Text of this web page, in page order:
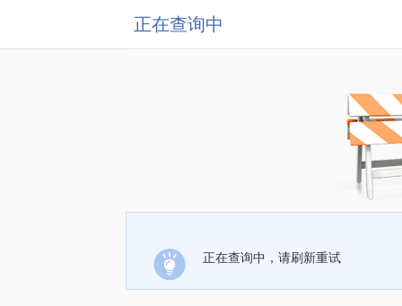
正在查询中
正在查询中，请刷新重试